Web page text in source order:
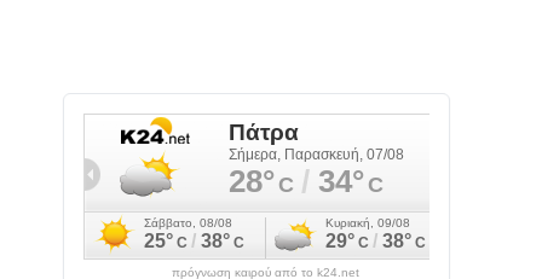
πρόγνωση καιρού από το k24.net